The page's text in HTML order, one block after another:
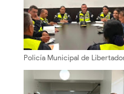
Policía Municipal de
2026» en Mérida